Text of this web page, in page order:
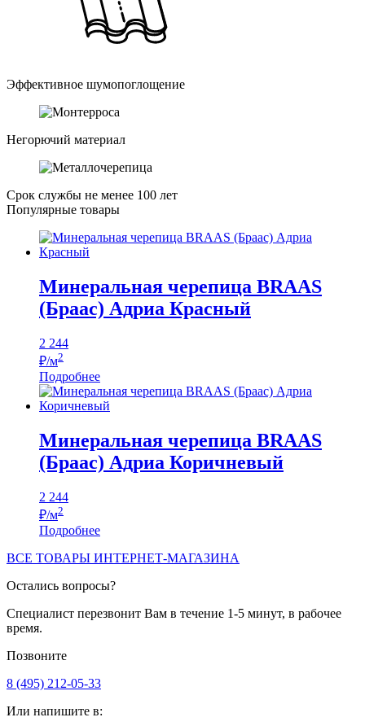
Эффективное шумопоглощение
Негорючий материал
Срок службы не менее 100 лет
Популярные товары
Минеральная черепица BRAAS
(Браас) Адриа Красный
2 244
₽/м2
Подробнее
Минеральная черепица BRAAS
(Браас) Адриа Коричневый
2 244
₽/м2
Подробнее
ВСЕ ТОВАРЫ ИНТЕРНЕТ-МАГАЗИНА
Остались вопросы?
Специалист перезвонит Вам в течение 1-5 минут, в рабочее
время.
Позвоните
8 (495) 212-05-33
Или напишите в: